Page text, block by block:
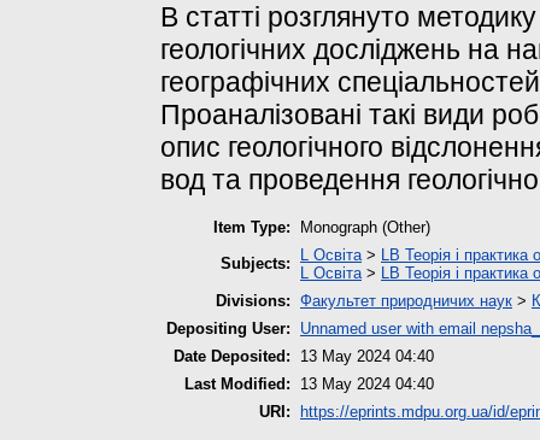
В статті розглянуто
геологічних досліджень на
географічних
Проаналізовані такі види
опис геологічного
вод та проведення
Item Type:
Monograph (Other)
Subjects:
L Освіта> LB Теорія і практика
L Освіта> LB Теорія і практика
Divisions: Факультет природничих наук >
Depositing User:
Unnamed user with email
Date Deposited:
13 May 2024 04:40
Last Modified:
13 May 2024 04:40
URI:
https://eprints.mdpu.org.ua/id/